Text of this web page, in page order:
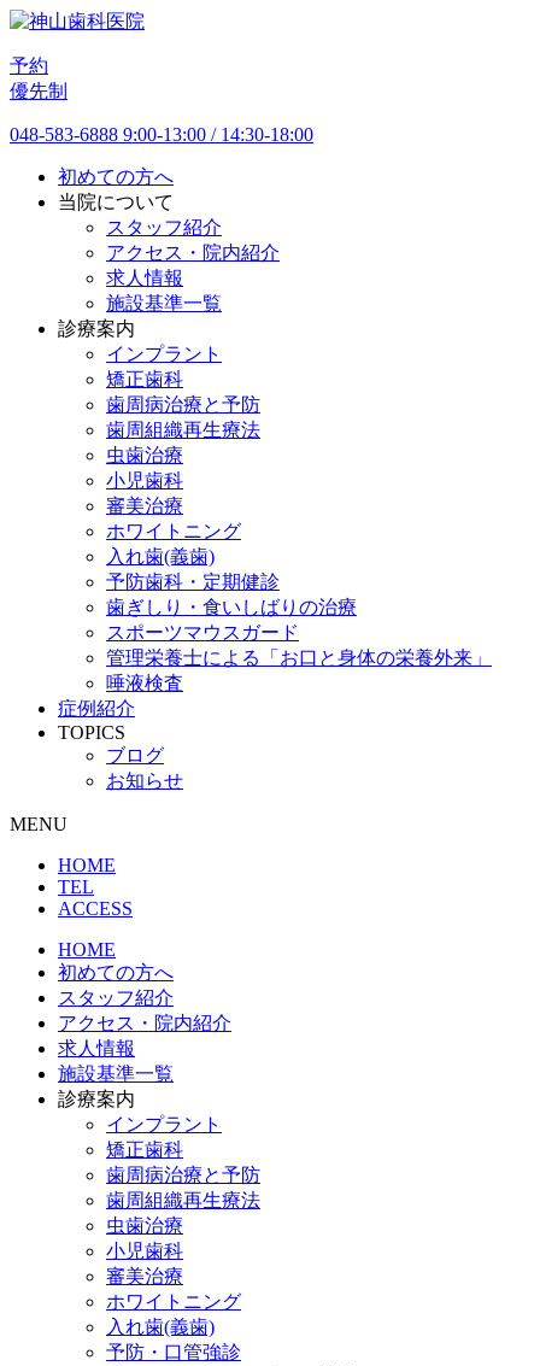
予約
優先制
048-583-6888 9:00-13:00 / 14:30-18:00
初めての方へ
当院について
スタッフ紹介
アクセス・院内紹介
求人情報
施設基準一覧
診療案内
インプラント
矯正歯科
歯周病治療と予防
歯周組織再生療法
虫歯治療
小児歯科
審美治療
ホワイトニング
入れ歯(義歯)
予防歯科・定期健診
歯ぎしり・食いしばりの治療
スポーツマウスガード
管理栄養士による「お口と身体の栄養外来」
唾液検査
症例紹介
TOPICS
ブログ
お知らせ
MENU
HOME
TEL
ACCESS
HOME
初めての方へ
スタッフ紹介
アクセス・院内紹介
求人情報
施設基準一覧
診療案内
インプラント
矯正歯科
歯周病治療と予防
歯周組織再生療法
虫歯治療
小児歯科
審美治療
ホワイトニング
入れ歯(義歯)
予防・口管強診